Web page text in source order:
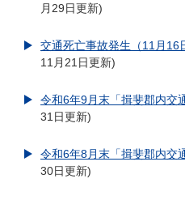
月29日更新
交通死亡事故発生（11月16
11月21日更新
令和6年9月末「揖斐郡内交
31日更新
令和6年8月末「揖斐郡内交
30日更新